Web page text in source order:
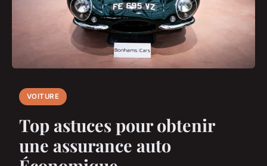
VOITURE
Top astuces pour obtenir
une assurance auto